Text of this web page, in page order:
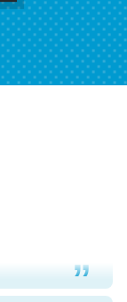
なと凄く思
自分はこの流
Shit.
トバー